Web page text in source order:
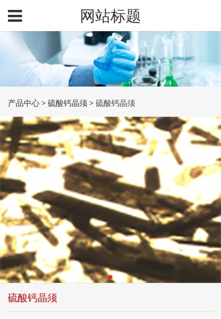
网站标题
硫酸钙晶须
产品中心>硫酸钙晶须 >硫酸钙晶须
硫酸钙晶须